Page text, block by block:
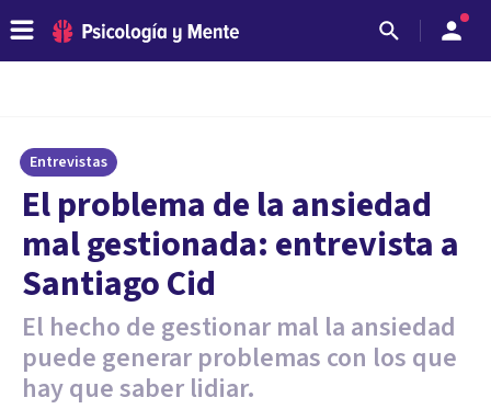
Entrevistas
El problema de la ansiedad
mal gestionada: entrevista a
Santiago Cid
El hecho de gestionar mal la ansiedad
puede generar problemas con los que
hay que saber lidiar.